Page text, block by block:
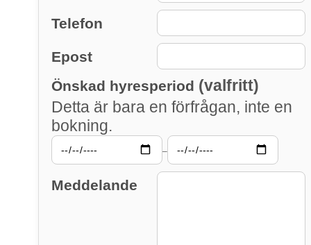
Telefon
Epost
Önskad hyresperiod (valfritt)
Detta är bara en förfrågan, inte en
bokning.
–
Meddelande